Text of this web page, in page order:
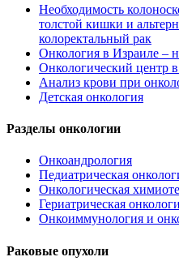
Необходимость
толстой кишки и
колоректальный рак
Онкология в Израиле –
Онкологический центр
Анализ крови при
Детская онкология
Разделы онкологии
Онкоандрология
Педиатрическая
Онкологическая
Гериатрическая
Онкоиммунология и
Раковые опухоли